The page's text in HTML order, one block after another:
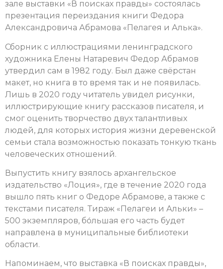
зале выставки «В поисках правды» состоялась
презентация переиздания книги Федора
Александровича Абрамова «Пелагея и Алька».
Сборник с иллюстрациями ленинградского
художника Елены Натаревич Федор Абрамов
утвердил сам в 1982 году. Был даже свёрстан
макет, но книга в то время так и не появилась.
Лишь в 2020 году читатель увидел рисунки,
иллюстрирующие книгу рассказов писателя, и
смог оценить творчество двух талантливых
людей, для которых история жизни деревенской
семьи стала возможностью показать тонкую ткань
человеческих отношений.
Выпустить книгу взялось архангельское
издательство «Лоция», где в течение 2020 года
вышло пять книг о Федоре Абрамове, а также с
текстами писателя. Тираж «Пелагеи и Альки» –
500 экземпляров, бо́льшая его часть будет
направлена в муниципальные библиотеки
области.
Напоминаем, что выставка «В поисках правды»,